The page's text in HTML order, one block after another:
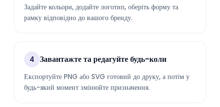
Задайте кольори, додайте логотип, оберіть форму та
рамку відповідно до вашого бренду.
4 Завантажте та редагуйте будь-коли
Експортуйте PNG або SVG готовий до друку, а потім у
будь-який момент змінюйте призначення.